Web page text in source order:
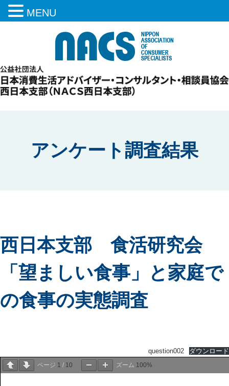
アンケート調査結果
西日本支部 食活研究会
「望ましい食事」と家庭で
の食事の実態調査
question002 ダウンロード
ページ 1 / 10 ズーム 100%
MENU